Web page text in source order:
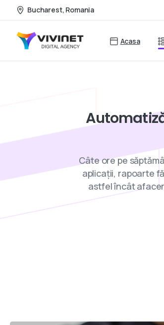
Bucharest, Romania
Acasa
Câte ore pe
aplicații, rapoarte
astfel încât